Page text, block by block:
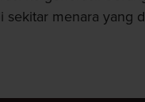
menara yang